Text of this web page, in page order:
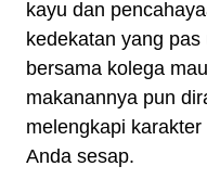
kayu dan
kedekatan yang
bersama kolega
makanannya pun
melengkapi
Anda sesap.